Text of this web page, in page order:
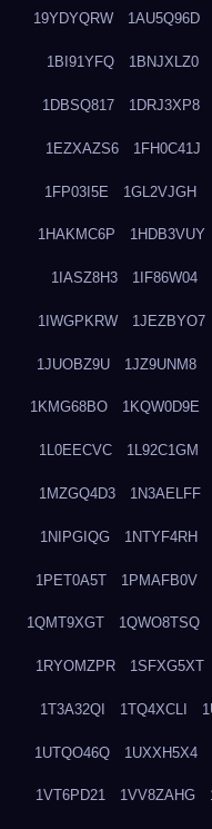
19YDYQRW 1AU5Q96D
1BI91YFQ 1BNJXLZ0
1DBSQ817 1DRJ3XP8
1EZXAZS6 1FH0C41J
1FP03I5E 1GL2VJGH
1HAKMC6P 1HDB3VUY
1IASZ8H3 1IF86W04
1IWGPKRW 1JEZBYO7
1JUOBZ9U 1JZ9UNM8
1KMG68BO 1KQW0D9E
1L0EECVC 1L92C1GM
1MZGQ4D3 1N3AELFF
1NIPGIQG 1NTYF4RH
1PET0A5T 1PMAFB0V
1QMT9XGT 1QWO8TSQ
1RYOMZPR 1SFXG5XT
1T3A32QI 1TQ4XCLI
1UTQO46Q 1UXXH5X4
1VT6PD21 1VV8ZAHG